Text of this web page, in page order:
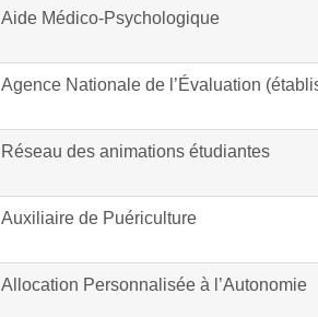
Aide Médico-Psychologique
Agence Nationale de l’Évaluation
Réseau des animations étudiantes
Auxiliaire de Puériculture
Allocation Personnalisée à l’Autonomie